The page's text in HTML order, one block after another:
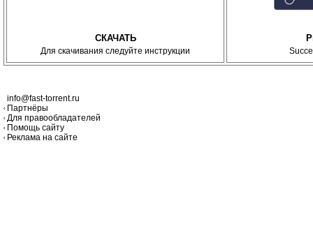
СКАЧАТЬ
Для скачивания следуйте инструкции
info@fast-torrent.ru
Партнёры
Для правообладателей
Помощь сайту
Реклама на сайте